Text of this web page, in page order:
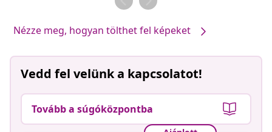
Nézze meg, hogyan tölthet fel képeket
Vedd fel velünk a kapcsolatot!
Tovább a súgóközpontba